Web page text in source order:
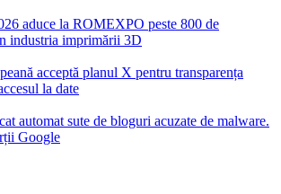
aduce la ROMEXPO peste 800 de
industria imprimării 3D
acceptă planul X pentru transparența
la date
automat sute de bloguri acuzate de malware.
Google